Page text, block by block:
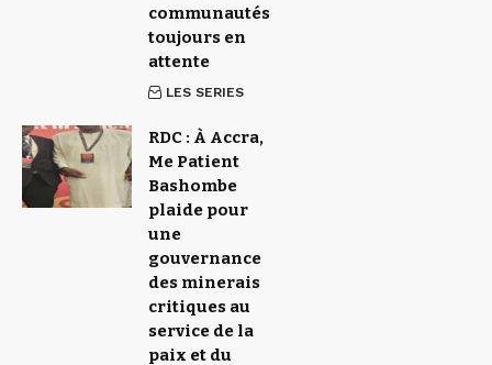
communautés
toujours en
attente
LES SERIES
RDC : À Accra,
Me Patient
Bashombe
plaide pour
une
gouvernance
des minerais
critiques au
service de la
paix et du